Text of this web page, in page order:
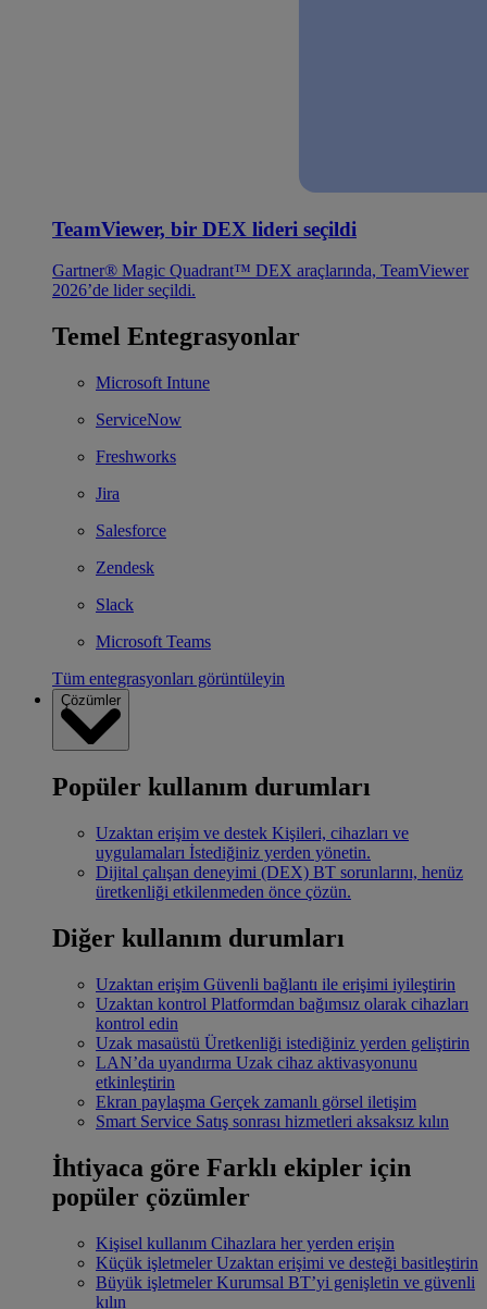
TeamViewer, bir DEX lideri seçildi
Gartner® Magic Quadrant™ DEX araçlarında, TeamViewer
2026’de lider seçildi.
Temel Entegrasyonlar
Microsoft Intune
ServiceNow
Freshworks
Jira
Salesforce
Zendesk
Slack
Microsoft Teams
Tüm entegrasyonları görüntüleyin
Çözümler
Popüler kullanım durumları
Uzaktan erişim ve destek Kişileri, cihazları ve
uygulamaları İstediğiniz yerden yönetin.
Dijital çalışan deneyimi (DEX) BT sorunlarını, henüz
üretkenliği etkilenmeden önce çözün.
Diğer kullanım durumları
Uzaktan erişim Güvenli bağlantı ile erişimi iyileştirin
Uzaktan kontrol Platformdan bağımsız olarak cihazları
kontrol edin
Uzak masaüstü Üretkenliği istediğiniz yerden geliştirin
LAN’da uyandırma Uzak cihaz aktivasyonunu
etkinleştirin
Ekran paylaşma Gerçek zamanlı görsel iletişim
Smart Service Satış sonrası hizmetleri aksaksız kılın
İhtiyaca göre Farklı ekipler için
popüler çözümler
Kişisel kullanım Cihazlara her yerden erişin
Küçük işletmeler Uzaktan erişimi ve desteği basitleştirin
Büyük işletmeler Kurumsal BT’yi genişletin ve güvenli
kılın